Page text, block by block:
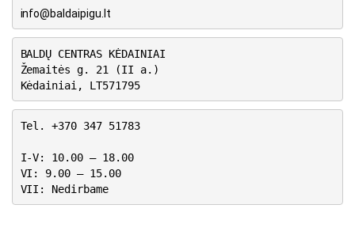
info@baldaipigu.lt
BALDŲ CENTRAS KĖDAINIAI
Žemaitės g. 21 (II a.)
Kėdainiai, LT571795
Tel. +370 347 51783
I-V: 10.00 – 18.00
VI: 9.00 – 15.00
VII: Nedirbame